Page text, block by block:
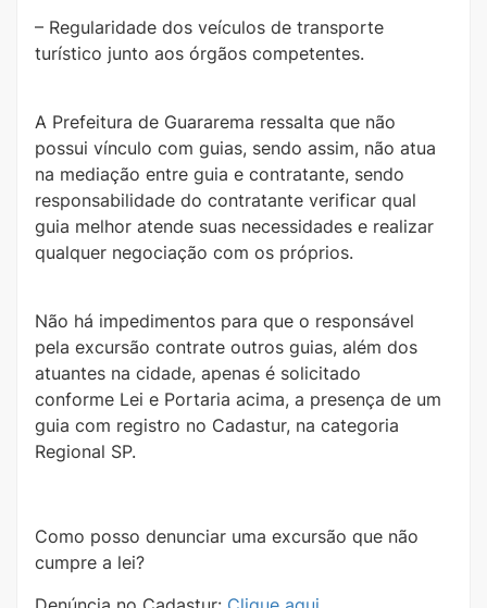
– Regularidade dos veículos de transporte
turístico junto aos órgãos competentes.
A Prefeitura de Guararema ressalta que não
possui vínculo com guias, sendo assim, não atua
na mediação entre guia e contratante, sendo
responsabilidade do contratante verificar qual
guia melhor atende suas necessidades e realizar
qualquer negociação com os próprios.
Não há impedimentos para que o responsável
pela excursão contrate outros guias, além dos
atuantes na cidade, apenas é solicitado
conforme Lei e Portaria acima, a presença de um
guia com registro no Cadastur, na categoria
Regional SP.
Como posso denunciar uma excursão que não
cumpre a lei?